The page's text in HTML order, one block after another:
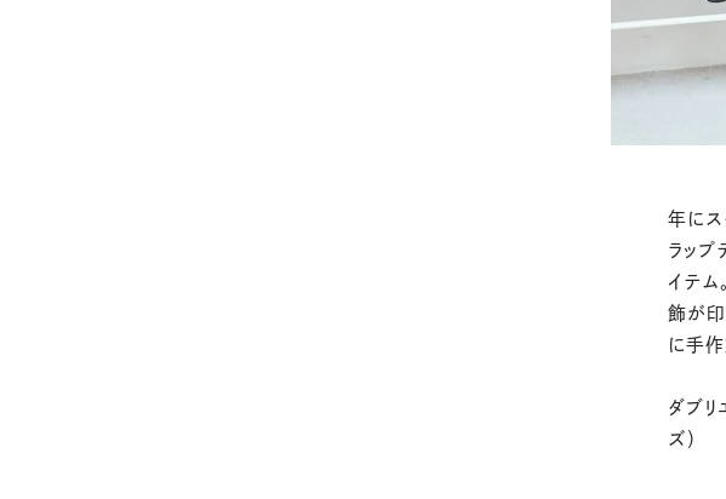
年にス
ラップ
イテム
飾が印
に手作
ダブリ
ズ）